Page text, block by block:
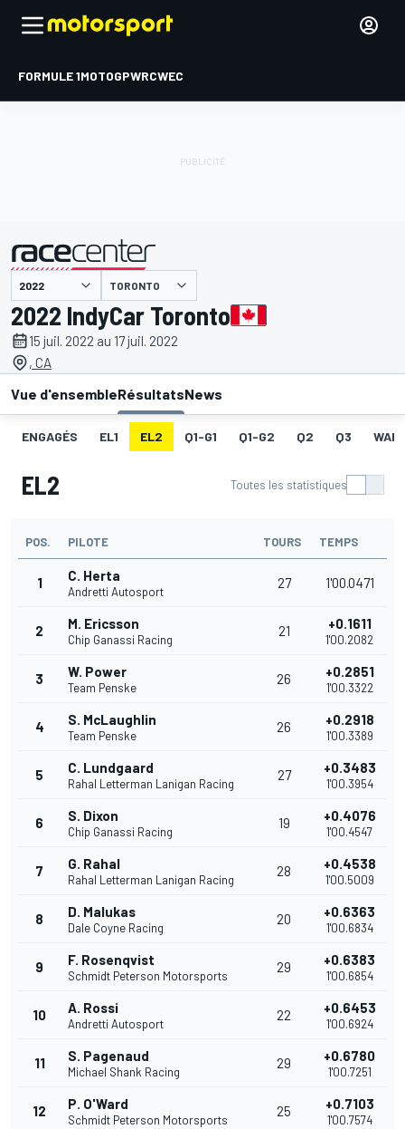
FORMULE 1MOTOGPWRCWEC
présenté par TORONTO
2022 IndyCar Toronto
15 juil. 2022 au 17 juil. 2022
, CA
Vue d'ensembleRésultatsNews
ENGAGÉS EL1 EL2 Q1-G1 Q1-G2 Q2 Q3
EL2 Toutes les statistiques
POS. PILOTE TOURS TEMPS
1 C. Herta
Andretti Autosport
27 1'00.0471
2 M. Ericsson
Chip Ganassi Racing
21 +0.1611
1'00.2082
3 W. Power
Team Penske
26 +0.2851
1'00.3322
4 S. McLaughlin
Team Penske
26 +0.2918
1'00.3389
5 C. Lundgaard
Rahal Letterman Lanigan Racing
27 +0.3483
1'00.3954
6 S. Dixon
Chip Ganassi Racing
19 +0.4076
1'00.4547
7 G. Rahal
Rahal Letterman Lanigan Racing
28 +0.4538
1'00.5009
8 D. Malukas
Dale Coyne Racing
20 +0.6363
1'00.6834
9 F. Rosenqvist
Schmidt Peterson Motorsports
29 +0.6383
1'00.6854
10 A. Rossi
Andretti Autosport
22 +0.6453
1'00.6924
11 S. Pagenaud
Michael Shank Racing
29 +0.6780
1'00.7251
12 P. O'Ward
Schmidt Peterson Motorsports
25 +0.7103
1'00.7574